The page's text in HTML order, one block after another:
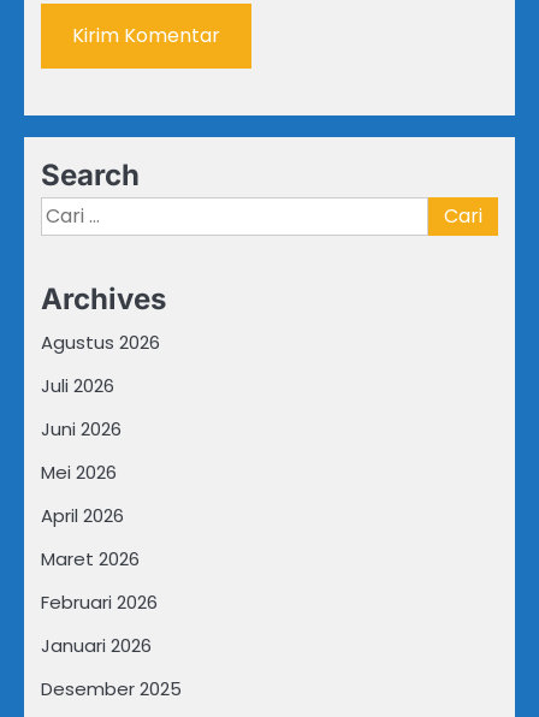
Search
Cari
untuk:
Archives
Agustus 2026
Juli 2026
Juni 2026
Mei 2026
April 2026
Maret 2026
Februari 2026
Januari 2026
Desember 2025